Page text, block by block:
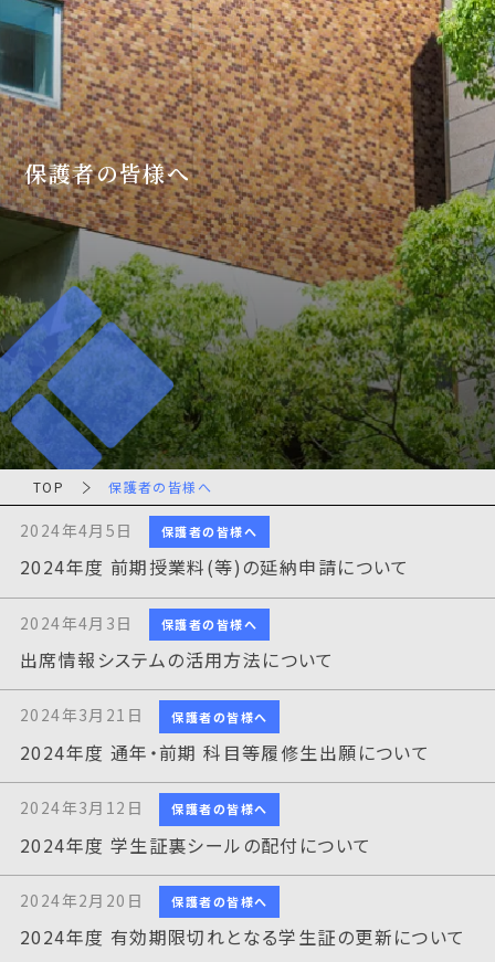
保護者の皆様へ
TOP 保護者の皆様へ
2024年4月5日 保護者の皆様へ
2024年度 前期授業料(等)の延納申請について
2024年4月3日 保護者の皆様へ
出席情報システムの活用方法について
2024年3月21日 保護者の皆様へ
2024年度 通年・前期 科目等履修生出願について
2024年3月12日 保護者の皆様へ
2024年度 学生証裏シールの配付について
2024年2月20日 保護者の皆様へ
2024年度 有効期限切れとなる学生証の更新について